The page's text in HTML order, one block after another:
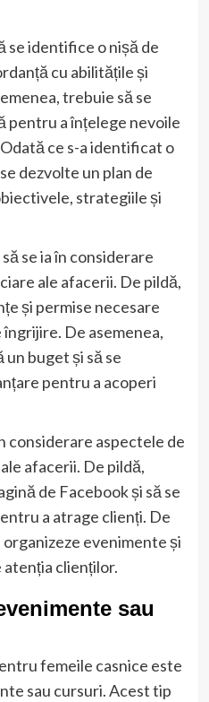
se identifice o nișă de
cu abilitățile și
trebuie să se
pentru a înțelege nevoile
ce s-a identificat o
dezvolte un plan de
strategiile și
se ia în considerare
ale afacerii. De pildă,
și permise necesare
De asemenea,
buget și să se
pentru a acoperi
considerare aspectele de
afacerii. De pildă,
de Facebook și să se
a atrage clienți. De
evenimente și
clienților.
sau
femeile casnice este
sau cursuri. Acest tip